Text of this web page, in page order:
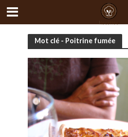
Mot clé - Poitrine fumée